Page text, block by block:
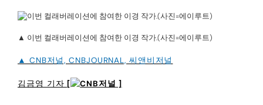
▲ 이번 컬래버레이션에 참여한 이경 작가.(사진=에이루트)
▲ CNB저널, CNBJOURNAL, 씨앤비저널
김금영 기자 [ ]